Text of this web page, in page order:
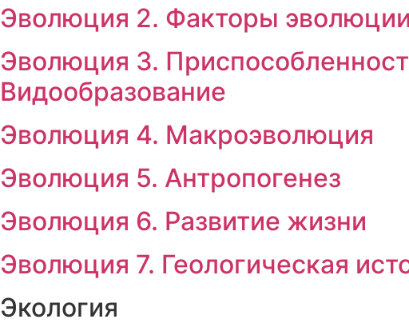
Эволюция 2. Факторы эволюции
Эволюция 3.
Видообразование
Эволюция 4. Макроэволюция
Эволюция 5. Антропогенез
Эволюция 6. Развитие жизни
Эволюция 7. Геологическая
Экология